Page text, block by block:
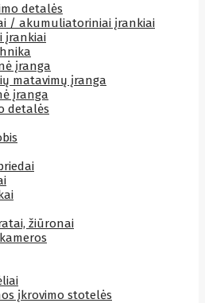
detalės
/ akumuliatoriniai įrankiai
įrankiai
įranga
matavimų įranga
įranga
detalės
žiūronai
įkrovimo stotelės